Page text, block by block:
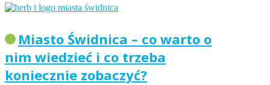
Miasto Świdnica – co warto o
nim wiedzieć i co trzeba
koniecznie zobaczyć?